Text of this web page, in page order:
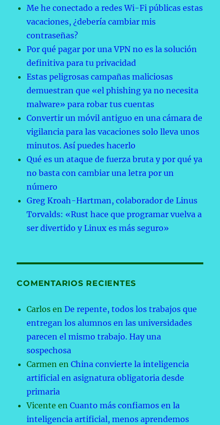
Me he conectado a redes Wi-Fi públicas estas
vacaciones, ¿debería cambiar mis
contraseñas?
Por qué pagar por una VPN no es la solución
definitiva para tu privacidad
Estas peligrosas campañas maliciosas
demuestran que «el phishing ya no necesita
malware» para robar tus cuentas
Convertir un móvil antiguo en una cámara de
vigilancia para las vacaciones solo lleva unos
minutos. Así puedes hacerlo
Qué es un ataque de fuerza bruta y por qué ya
no basta con cambiar una letra por un
número
Greg Kroah-Hartman, colaborador de Linus
Torvalds: «Rust hace que programar vuelva a
ser divertido y Linux es más seguro»
COMENTARIOS RECIENTES
Carlos enDe repente, todos los trabajos que
entregan los alumnos en las universidades
parecen el mismo trabajo. Hay una
sospechosa
Carmen enChina convierte la inteligencia
artificial en asignatura obligatoria desde
primaria
Vicente enCuanto más confiamos en la
inteligencia artificial, menos aprendemos